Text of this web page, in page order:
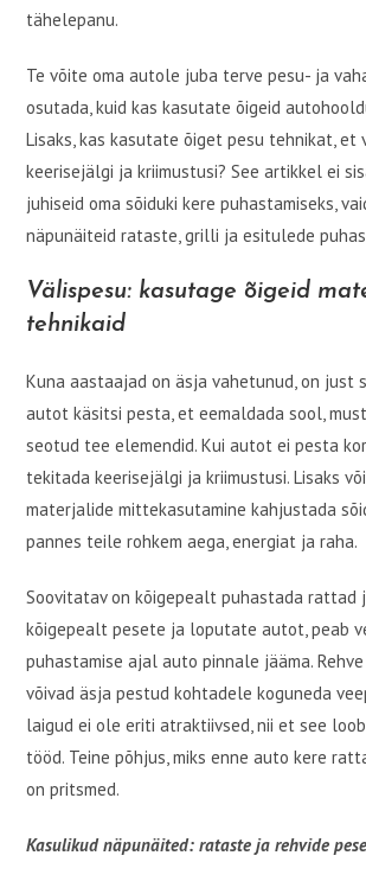
tähelepanu.
Te võite oma autole juba terve pesu- ja
osutada, kuid kas kasutate õigeid
Lisaks, kas kasutate õiget pesu tehnikat, et
keerisejälgi ja kriimustusi? See artikkel ei
juhiseid oma sõiduki kere puhastamiseks,
näpunäiteid rataste, grilli ja esitulede
Välispesu: kasutage õigeid
tehnikaid
Kuna aastaajad on äsja vahetunud, on just
autot käsitsi pesta, et eemaldada sool,
seotud tee elemendid. Kui autot ei pesta
tekitada keerisejälgi ja kriimustusi. Lisaks
materjalide mittekasutamine kahjustada
pannes teile rohkem aega, energiat ja raha.
Soovitatav on kõigepealt puhastada rattad
kõigepealt pesete ja loputate autot, peab
puhastamise ajal auto pinnale jääma.
võivad äsja pestud kohtadele koguneda
laigud ei ole eriti atraktiivsed, nii et see
tööd. Teine põhjus, miks enne auto kere
on pritsmed.
Kasulikud näpunäited: rataste ja rehvide